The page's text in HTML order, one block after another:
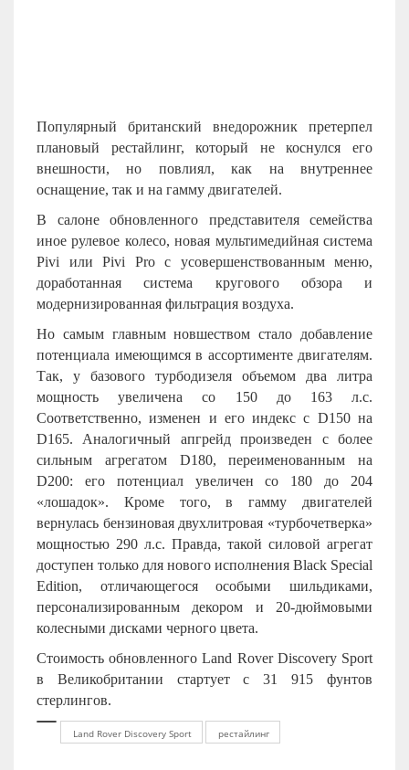
Популярный британский внедорожник претерпел
плановый рестайлинг, который не коснулся его
внешности, но повлиял, как на внутреннее
оснащение, так и на гамму двигателей.
В салоне обновленного представителя семейства
иное рулевое колесо, новая мультимедийная система
Pivi или Pivi Pro с усовершенствованным меню,
доработанная система кругового обзора и
модернизированная фильтрация воздуха.
Но самым главным новшеством стало добавление
потенциала имеющимся в ассортименте двигателям.
Так, у базового турбодизеля объемом два литра
мощность увеличена со 150 до 163 л.с.
Соответственно, изменен и его индекс с D150 на
D165. Аналогичный апгрейд произведен с более
сильным агрегатом D180, переименованным на
D200: его потенциал увеличен со 180 до 204
«лошадок». Кроме того, в гамму двигателей
вернулась бензиновая двухлитровая «турбочетверка»
мощностью 290 л.с. Правда, такой силовой агрегат
доступен только для нового исполнения Black Special
Edition, отличающегося особыми шильдиками,
персонализированным декором и 20-дюймовыми
колесными дисками черного цвета.
Стоимость обновленного Land Rover Discovery Sport
в Великобритании стартует с 31 915 фунтов
стерлингов.
Land Rover Discovery Sport рестайлинг